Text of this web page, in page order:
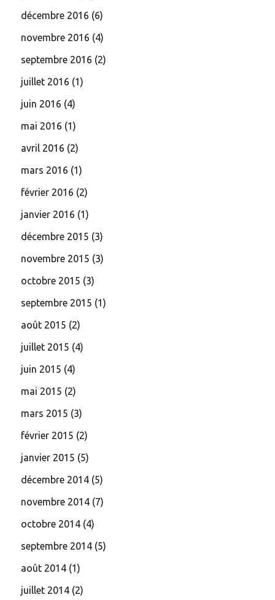
décembre 2016 (6)
novembre 2016 (4)
septembre 2016 (2)
juillet 2016 (1)
juin 2016 (4)
mai 2016 (1)
avril 2016 (2)
mars 2016 (1)
février 2016 (2)
janvier 2016 (1)
décembre 2015 (3)
novembre 2015 (3)
octobre 2015 (3)
septembre 2015 (1)
août 2015 (2)
juillet 2015 (4)
juin 2015 (4)
mai 2015 (2)
mars 2015 (3)
février 2015 (2)
janvier 2015 (5)
décembre 2014 (5)
novembre 2014 (7)
octobre 2014 (4)
septembre 2014 (5)
août 2014 (1)
juillet 2014 (2)